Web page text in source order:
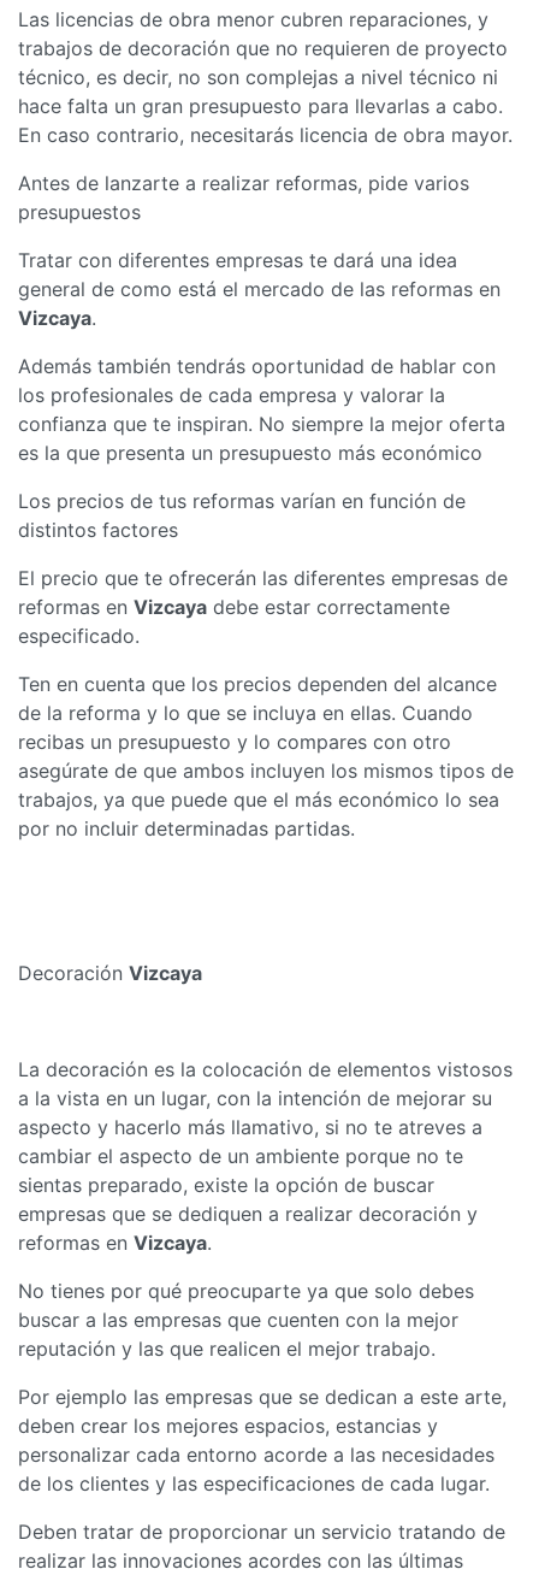
Las licencias de obra menor cubren reparaciones, y
trabajos de decoración que no requieren de proyecto
técnico, es decir, no son complejas a nivel técnico ni
hace falta un gran presupuesto para llevarlas a cabo.
En caso contrario, necesitarás licencia de obra mayor.
Antes de lanzarte a realizar reformas, pide varios
presupuestos
Tratar con diferentes empresas te dará una idea
general de como está el mercado de las reformas en
Vizcaya.
Además también tendrás oportunidad de hablar con
los profesionales de cada empresa y valorar la
confianza que te inspiran. No siempre la mejor oferta
es la que presenta un presupuesto más económico
Los precios de tus reformas varían en función de
distintos factores
El precio que te ofrecerán las diferentes empresas de
reformas en Vizcaya debe estar correctamente
especificado.
Ten en cuenta que los precios dependen del alcance
de la reforma y lo que se incluya en ellas. Cuando
recibas un presupuesto y lo compares con otro
asegúrate de que ambos incluyen los mismos tipos de
trabajos, ya que puede que el más económico lo sea
por no incluir determinadas partidas.
Decoración Vizcaya
La decoración es la colocación de elementos vistosos
a la vista en un lugar, con la intención de mejorar su
aspecto y hacerlo más llamativo, si no te atreves a
cambiar el aspecto de un ambiente porque no te
sientas preparado, existe la opción de buscar
empresas que se dediquen a realizar decoración y
reformas en Vizcaya.
No tienes por qué preocuparte ya que solo debes
buscar a las empresas que cuenten con la mejor
reputación y las que realicen el mejor trabajo.
Por ejemplo las empresas que se dedican a este arte,
deben crear los mejores espacios, estancias y
personalizar cada entorno acorde a las necesidades
de los clientes y las especificaciones de cada lugar.
Deben tratar de proporcionar un servicio tratando de
realizar las innovaciones acordes con las últimas